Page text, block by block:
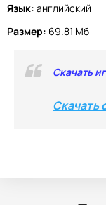
Язык: английский
Размер: 69.81 Мб
Скачать
Скачать